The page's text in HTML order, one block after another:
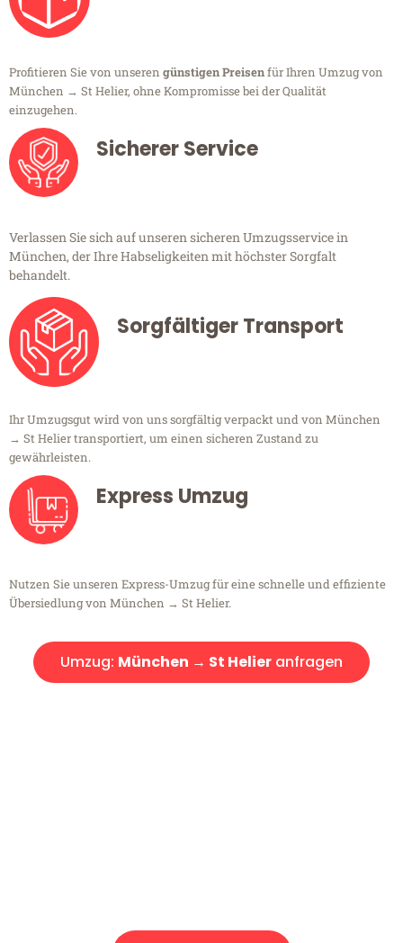
Profitieren Sie von unseren günstigen Preisenfür Ihren Umzug von
München → St Helier, ohne Kompromisse bei der Qualität
einzugehen.
Sicherer Service
Verlassen Sie sich auf unseren sicheren Umzugsservice in
München, der Ihre Habseligkeiten mit höchster Sorgfalt
behandelt.
Sorgfältiger Transport
Ihr Umzugsgut wird von uns sorgfältig verpackt und von München
→ St Helier transportiert, um einen sicheren Zustand zu
gewährleisten.
Express Umzug
Nutzen Sie unseren Express-Umzug für eine schnelle und effiziente
Übersiedlung von München → St Helier.
Umzug: München → St Helier anfragen